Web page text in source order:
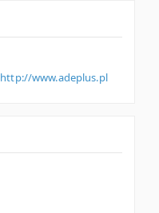
http://www.adeplus.pl